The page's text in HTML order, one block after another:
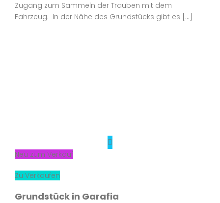
Zugang zum Sammeln der Trauben mit dem
Fahrzeug. In der Nähe des Grundstücks gibt es […]
Neu zum Verkauf
Zu Verkaufen
Grundstück in Garafia